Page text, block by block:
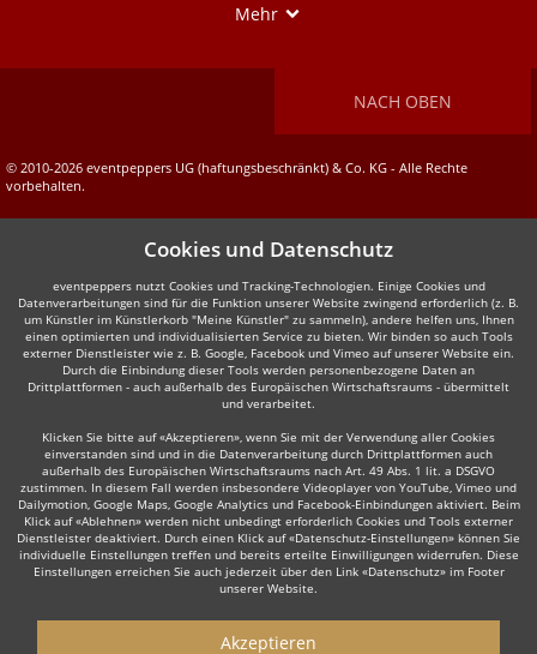
Mehr
NACH OBEN
© 2010-2026 eventpeppers UG (haftungsbeschränkt) & Co. KG - Alle Rechte
vorbehalten.
Cookies und Datenschutz
eventpeppers nutzt Cookies und Tracking-Technologien. Einige Cookies und
Datenverarbeitungen sind für die Funktion unserer Website zwingend erforderlich (z. B.
um Künstler im Künstlerkorb "Meine Künstler" zu sammeln), andere helfen uns, Ihnen
einen optimierten und individualisierten Service zu bieten. Wir binden so auch Tools
externer Dienstleister wie z. B. Google, Facebook und Vimeo auf unserer Website ein.
Durch die Einbindung dieser Tools werden personenbezogene Daten an
Drittplattformen - auch außerhalb des Europäischen Wirtschaftsraums - übermittelt
und verarbeitet.
Klicken Sie bitte auf «Akzeptieren», wenn Sie mit der Verwendung aller Cookies
einverstanden sind und in die Datenverarbeitung durch Drittplattformen auch
außerhalb des Europäischen Wirtschaftsraums nach Art. 49 Abs. 1 lit. a DSGVO
zustimmen. In diesem Fall werden insbesondere Videoplayer von YouTube, Vimeo und
Dailymotion, Google Maps, Google Analytics und Facebook-Einbindungen aktiviert. Beim
Klick auf «Ablehnen» werden nicht unbedingt erforderlich Cookies und Tools externer
Dienstleister deaktiviert. Durch einen Klick auf «Datenschutz-Einstellungen» können Sie
individuelle Einstellungen treffen und bereits erteilte Einwilligungen widerrufen. Diese
Einstellungen erreichen Sie auch jederzeit über den Link «Datenschutz» im Footer
unserer Website.
Akzeptieren